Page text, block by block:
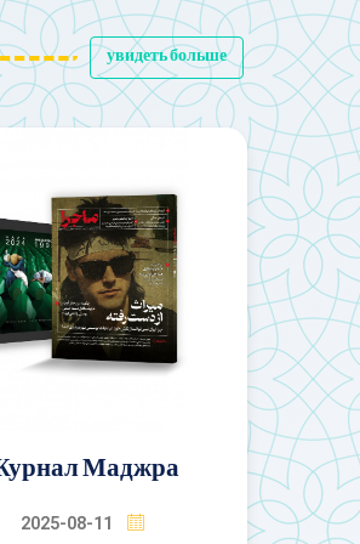
увидеть больше
Тегеран Таймс
2025-08-12